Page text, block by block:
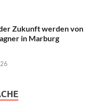
Zukunft werden von
in Marburg